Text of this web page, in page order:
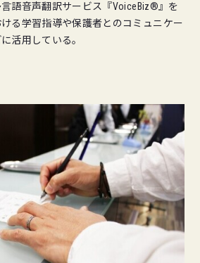
語音声翻訳サービス『VoiceBiz®』を
る学習指導や保護者とのコミュニケー
活用している。